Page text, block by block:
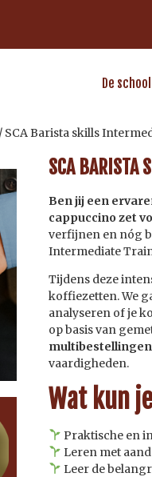
De school
/ SCA Barista skills
SCA BARISTA
Ben jij een
cappuccino zet
verfijnen en nóg
Intermediate
Tijdens deze
koffiezetten. We
analyseren of je
op basis van
multibestellingen
vaardigheden.
Wat kun
Praktische en
Leren met
Leer de